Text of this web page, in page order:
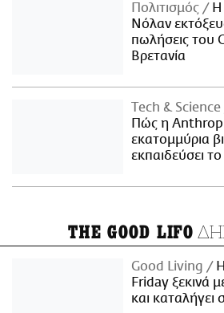
Πολιτισμός
Η
Νόλαν
πωλήσεις του
Βρετανία
Τech & Science
Πώς η
εκατομμύρια
εκπαιδεύσει
THE GOOD LIFO
Good Living
Η
Friday ξεκινά
και καταλήγει